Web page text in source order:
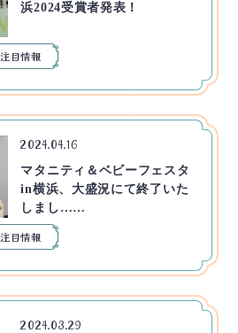
浜2024受賞者発表！
注目情報
2024.04.16
マタニティ＆ベビーフェスタ
in横浜、大盛況にて終了いた
しまし……
注目情報
2024.03.29